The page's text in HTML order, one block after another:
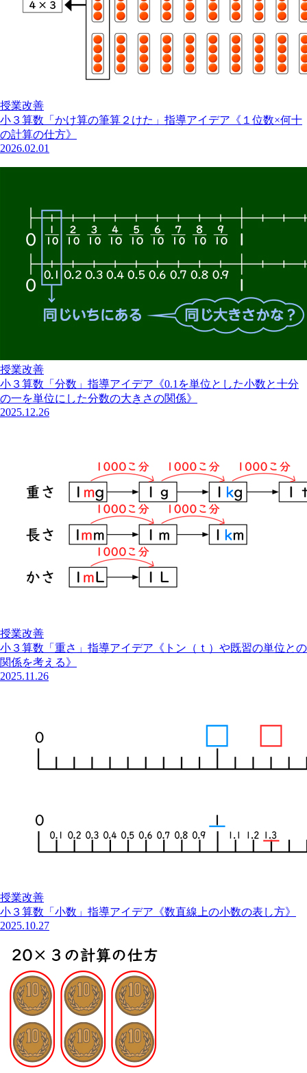
授業改善
小３算数「かけ算の筆算２けた」指導アイデア《１位数×何十
の計算の仕方》
2026.02.01
授業改善
小３算数「分数」指導アイデア《0.1を単位とした小数と十分
の一を単位にした分数の大きさの関係》
2025.12.26
授業改善
小３算数「重さ」指導アイデア《トン（ｔ）や既習の単位との
関係を考える》
2025.11.26
授業改善
小３算数「小数」指導アイデア《数直線上の小数の表し方》
2025.10.27